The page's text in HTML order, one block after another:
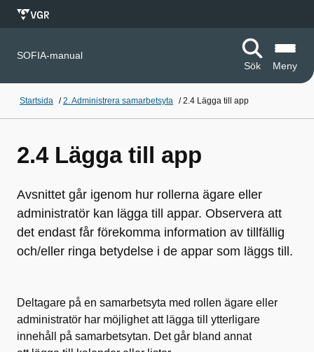
SOFIA-manual
Sök
Meny
Startsida /2. Administrera samarbetsyta /2.4 Lägga till app
2.4 Lägga till app
Avsnittet går igenom hur rollerna ägare eller
administratör kan lägga till appar. Observera att
det endast får förekomma information av tillfällig
och/eller ringa betydelse i de appar som läggs till.
Deltagare på en samarbetsyta med rollen ägare eller
administratör har möjlighet att lägga till ytterligare
innehåll på samarbetsytan. Det går bland annat